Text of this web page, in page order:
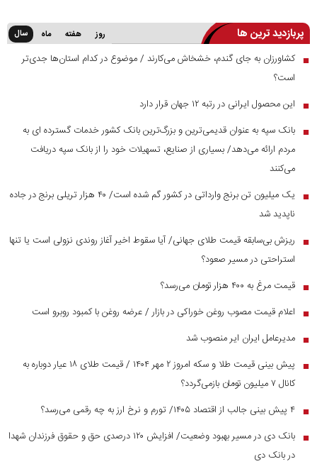
پربازدید ترین ها روز هفته ماه سال
■ کشاورزان به جای گندم، خشخاش می‌کارند / موضوع در کدام استان‌ها جدی‌تر
است؟
■ این محصول ایرانی در رتبه ۱۲ جهان قرار دارد
■ بانک سپه به عنوان قدیمی‌ترین و بزرگ‌ترین بانک کشور خدمات گسترده ای به
مردم ارائه می‌دهد/ بسیاری از صنایع، تسهیلات خود را از بانک سپه دریافت
می‌کنند
■
یک میلیون تن برنج وارداتی در کشور گم شده است/ ۴۰ هزار تریلی برنج در جاده
ناپدید شد
■
ریزش بی‌سابقه قیمت طلای جهانی/ آیا سقوط اخیر آغاز روندی نزولی است یا تنها
استراحتی در مسیر صعود؟
■ قیمت مرغ به ۴۰۰ هزار تومان می‌رسد؟
■ اعلام قیمت مصوب روغن خوراکی در بازار / عرضه روغن با کمبود روبرو است
■ مدیرعامل ایران ایر منصوب شد
■
پیش بینی قیمت طلا و سکه امروز ۲ مهر ۱۴۰۴ / قیمت طلای ۱۸ عیار دوباره به
کانال ۷ میلیون تومان بازمی‌گردد؟
■ ۴ پیش بینی جالب از اقتصاد ۱۴۰۵/ تورم و نرخ ارز به چه رقمی می‌رسد؟
■
بانک دی در مسیر بهبود وضعیت/ افزایش ۱۲۰ درصدی حق و حقوق فرزندان شهدا
در بانک دی